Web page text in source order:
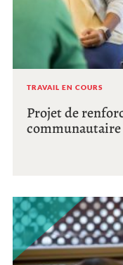
TRAVAIL EN COURS
Projet de
communautaire